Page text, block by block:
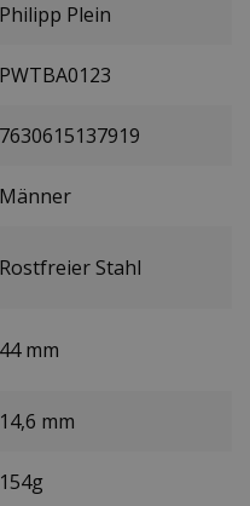
Philipp Plein
PWTBA0123
7630615137919
Männer
Rostfreier Stahl
44 mm
14,6 mm
154g